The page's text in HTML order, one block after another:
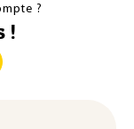
?
!